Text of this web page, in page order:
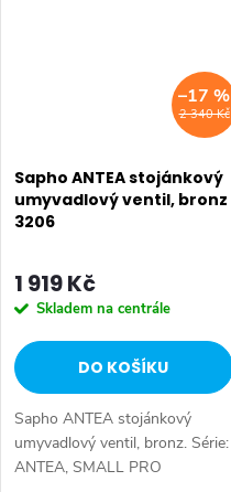
2 340 Kč
–17 %
Sapho ANTEA stojánkový
umyvadlový ventil, bronz
3206
1 919 Kč
Skladem na centrále
DO KOŠÍKU
Sapho ANTEA stojánkový
umyvadlový ventil, bronz. Série:
ANTEA, SMALL PRO